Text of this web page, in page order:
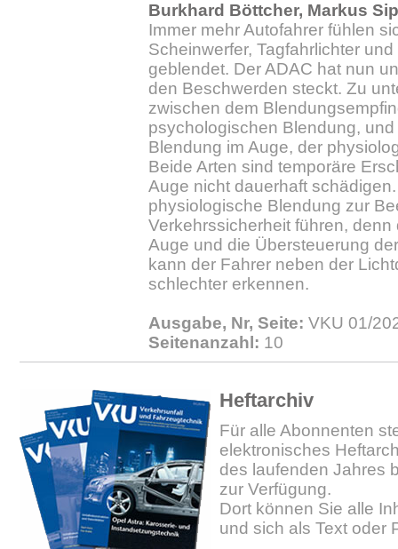
Burkhard Böttcher, Markus
Immer mehr Autofahrer fühlen
Scheinwerfer, Tagfahrlichter
geblendet. Der ADAC hat nun
den Beschwerden steckt. Zu
zwischen dem
psychologischen Blendung,
Blendung im Auge, der
Beide Arten sind temporäre
Auge nicht dauerhaft
physiologische Blendung zur
Verkehrssicherheit führen,
Auge und die Übersteuerung
kann der Fahrer neben der
schlechter erkennen.
Ausgabe, Nr, Seite: VKU 01/
Seitenanzahl: 10
Heftarchiv
Für alle Abonnenten
elektronisches
des laufenden Jahres
zur Verfügung.
Dort können Sie alle
und sich als Text oder